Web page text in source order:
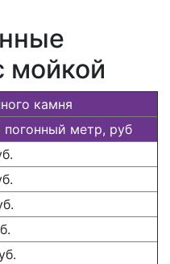
мойкой
камня
погонный метр, руб